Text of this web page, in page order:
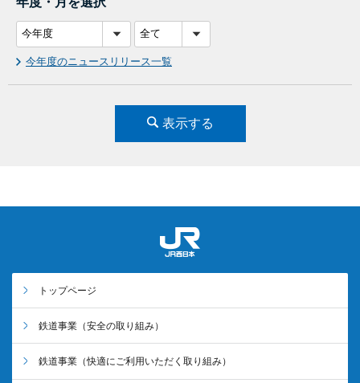
今年度のニュースリリース一覧
表示する
トップページ
鉄道事業 （安全の取り組み）
鉄道事業 （快適にご利用いただく取り組み）